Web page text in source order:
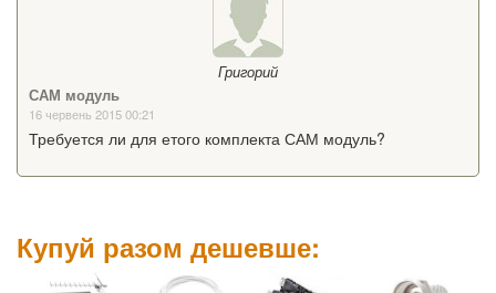
Григорий
САМ модуль
16 червень 2015 00:21
Требуется ли для етого комплекта САМ модуль?
Купуй разом дешевше: